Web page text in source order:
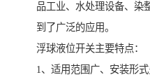
品工业、水处理设备、染
到了广泛的应用。
浮球液位开关主要特点：
1、适用范围广、安装形式